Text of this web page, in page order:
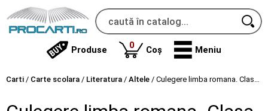
Produse 0produse
Coș Meniu
Carti / Carte scolara / Literatura / Altele / Culegere limba romana. Clasa a II-a (Claudia Matache)